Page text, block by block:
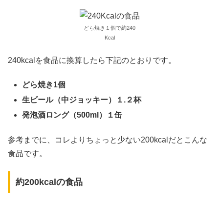
どら焼き１個で約240
Kcal
240kcalを食品に換算したら下記のとおりです。
どら焼き1個
生ビール（中ジョッキー）１.２杯
発泡酒ロング（500ml）１缶
参考までに、コレよりちょっと少ない200kcalだとこんな
食品です。
約200kcalの食品